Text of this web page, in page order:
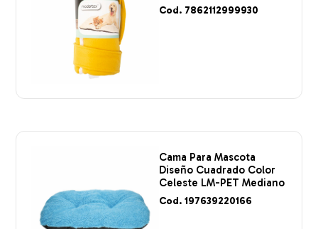
Cod. 7862112999930
Cama Para Mascota
Diseño Cuadrado Color
Celeste LM-PET Mediano
Cod. 197639220166